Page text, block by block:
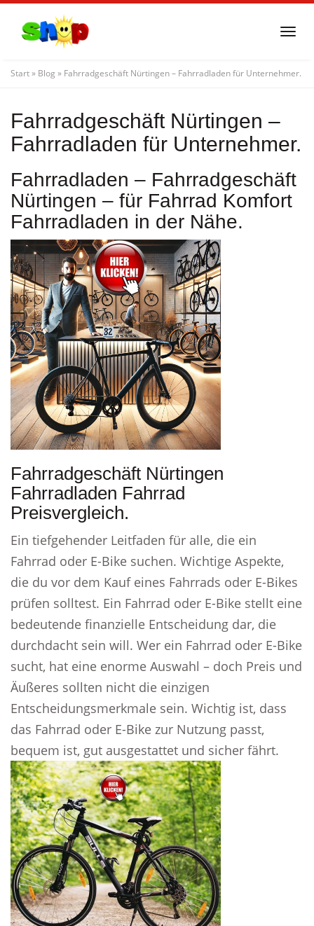
content
Start» Blog » Fahrradgeschäft Nürtingen – Fahrradladen für Unternehmer.
Fahrradgeschäft Nürtingen –
Fahrradladen für Unternehmer.
Fahrradladen – Fahrradgeschäft
Nürtingen – für Fahrrad Komfort
Fahrradladen in der Nähe.
Fahrradgeschäft Nürtingen
Fahrradladen Fahrrad
Preisvergleich.
Ein tiefgehender Leitfaden für alle, die ein
Fahrrad oder E-Bike suchen. Wichtige Aspekte,
die du vor dem Kauf eines Fahrrads oder E-Bikes
prüfen solltest. Ein Fahrrad oder E-Bike stellt eine
bedeutende finanzielle Entscheidung dar, die
durchdacht sein will. Wer ein Fahrrad oder E-Bike
sucht, hat eine enorme Auswahl – doch Preis und
Äußeres sollten nicht die einzigen
Entscheidungsmerkmale sein. Wichtig ist, dass
das Fahrrad oder E-Bike zur Nutzung passt,
bequem ist, gut ausgestattet und sicher fährt.